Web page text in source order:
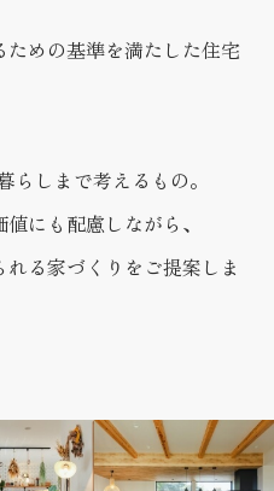
めの基準を満たした住宅
しまで考えるもの。
にも配慮しながら、
る家づくりをご提案しま